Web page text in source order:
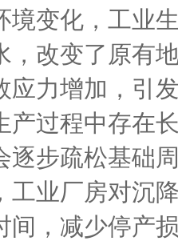
境变化，工业
，改变了原有
应力增加，引
产过程中存在
逐步疏松基础
工业厂房对沉
间，减少停产